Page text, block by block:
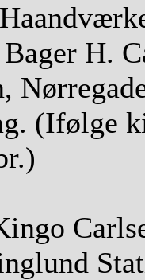
H.
(Ifølge